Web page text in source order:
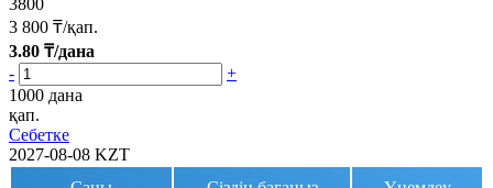
3 800 ₸/қап.
3.80 ₸/дана
-
+
1000 дана
қап.
Себетке
2027-08-08 KZT